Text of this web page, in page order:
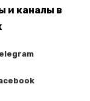
и каналы в